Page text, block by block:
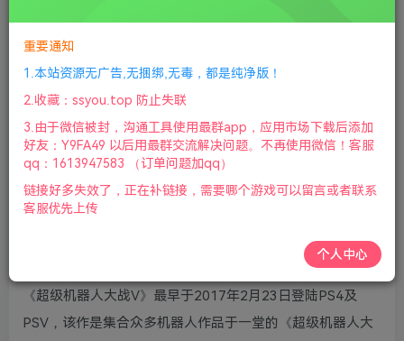
①下载安装教程 ②下载安装视频教程 ③ 游戏运行
版本介绍：集成2号升级档中文版|容量14GB|官方繁体中文|
支持键盘.鼠标.手柄|赠官方原声59首BGM|赠多项修改器|赠
三周目15段改造存档|赠机战V设定集|赠攻略电子书
PDF|2021年11月19号更新
游戏视频预览：
《超级机器人大战V》最早于2017年2月23日登陆PS4及
PSV，该作是集合众多机器人作品于一堂的《超级机器人大
重要通知
1.本站资源无广告,无捆绑,无毒，都是纯净版！
2.收藏：ssyou.top 防止失联
3.由于微信被封，沟通工具使用最群app，应用市场下载后添加
好友：Y9FA49 以后用最群交流解决问题。不再使用微信！客服
qq：1613947583 （订单问题加qq）
链接好多失效了，正在补链接，需要哪个游戏可以留言或者联系
客服优先上传
个人中心